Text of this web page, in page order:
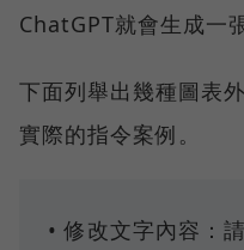
ChatGPT就會生成一
下面列舉出幾種圖表
實際的指令案例。
• 修改文字內容：